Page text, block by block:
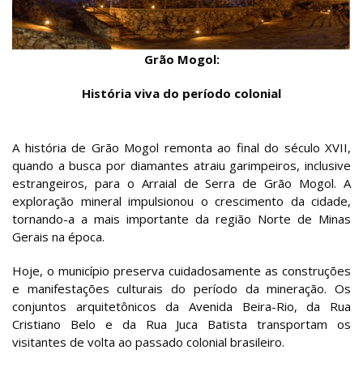
Grão Mogol:
História viva do período colonial
A história de Grão Mogol remonta ao final do século XVII,
quando a busca por diamantes atraiu garimpeiros, inclusive
estrangeiros, para o Arraial de Serra de Grão Mogol. A
exploração mineral impulsionou o crescimento da cidade,
tornando-a a mais importante da região Norte de Minas
Gerais na época.
Hoje, o município preserva cuidadosamente as construções
e manifestações culturais do período da mineração. Os
conjuntos arquitetônicos da Avenida Beira-Rio, da Rua
Cristiano Belo e da Rua Juca Batista transportam os
visitantes de volta ao passado colonial brasileiro.